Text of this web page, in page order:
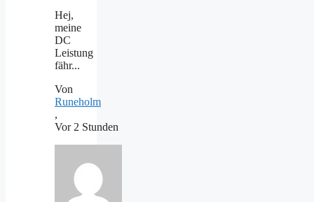
Hej,
meine
DC
Leistung
fähr...
Von
Runeholm
,
Vor 2 Stunden